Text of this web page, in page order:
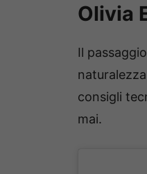
Olivia
Il
consigli
mai.